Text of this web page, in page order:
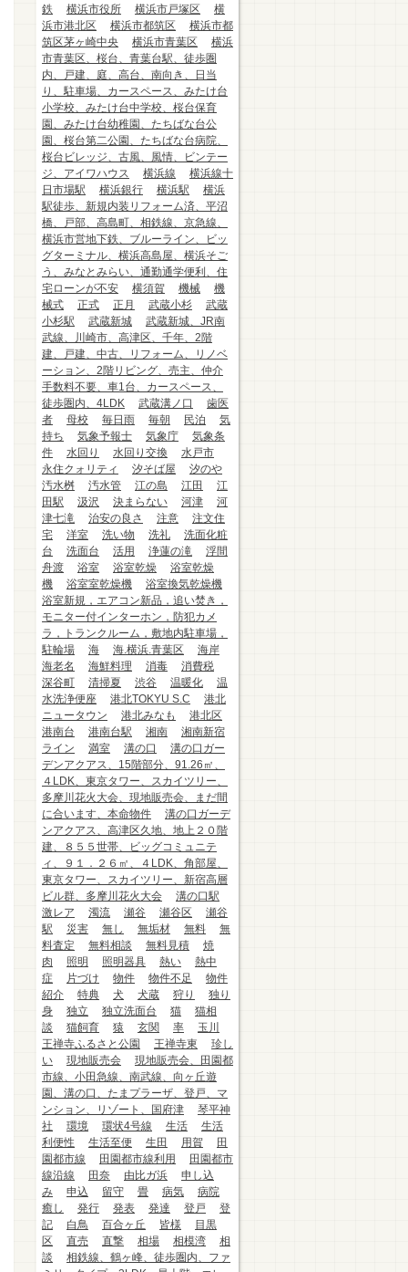
鉄
横浜市役所 横浜市戸塚区
横
浜市港北区
横浜市都筑区
横浜市都
筑区茅ヶ崎中央
横浜市青葉区
横浜
市青葉区、桜台、青葉台駅、徒歩圏
内、戸建、庭、高台、南向き、日当
り、駐車場、カースペース、みたけ台
小学校、みたけ台中学校、桜台保育
園、みたけ台幼稚園、たちばな台公
園、桜台第二公園、たちばな台病院、
桜台ビレッジ、古風、風情、ビンテー
ジ、アイワハウス
横浜線
横浜線十
日市場駅
横浜銀行 横浜駅
横浜
駅徒歩、新規内装リフォーム済、平沼
橋、戸部、高島町、相鉄線、京急線、
横浜市営地下鉄、ブルーライン、ビッ
グターミナル、横浜高島屋、横浜そご
う、みなとみらい、通勤通学便利、住
宅ローンが不安
横須賀 機械
機
械式
正式 正月 武蔵小杉
武蔵
小杉駅
武蔵新城
武蔵新城、JR南
武線、川崎市、高津区、千年、2階
建、戸建、中古、リフォーム、リノベ
ーション、2階リビング、売主、仲介
手数料不要、車1台、カースペース、
徒歩圏内、4LDK
武蔵溝ノ口
歯医
者
母校 毎日雨 毎朝 民泊
気
持ち
気象予報士 気象庁
気象条
件
水回り 水回り交換
水戸市
永住クォリティ
汐そば屋
汐のや
汚水桝
汚水管 江の島 江田
江
田駅
汲沢 決まらない 河津
河
津七滝
治安の良さ 注意
注文住
宅
洋室 洗い物 洗礼
洗面化粧
台
洗面台 活用 浄蓮の滝
浮間
舟渡
浴室 浴室乾燥
浴室乾燥
機
浴室室乾燥機
浴室換気乾燥機
浴室新規，エアコン新品，追い焚き，
モニター付インターホン，防犯カメ
ラ，トランクルーム，敷地内駐車場，
駐輪場
海 海.横浜.青葉区
海岸
海老名
海鮮料理 消毒
消費税
深谷町
清掃夏 渋谷 温暖化
温
水洗浄便座
港北TOKYU S.C
港北
ニュータウン
港北みなも
港北区
港南台
港南台駅 湘南
湘南新宿
ライン
満室 溝の口
溝の口ガー
デンアクアス、15階部分、91.26㎡、
４LDK、東京タワー、スカイツリー、
多摩川花火大会、現地販売会、まだ間
に合います、本命物件
溝の口ガーデ
ンアクアス、高津区久地、地上２０階
建、８５５世帯、ビッグコミュニテ
ィ、９１．２６㎡、４LDK、角部屋、
東京タワー、スカイツリー、新宿高層
ビル群、多摩川花火大会
溝の口駅
激レア
濁流 瀬谷 瀬谷区
瀬谷
駅
災害 無し 無垢材 無料
無
料査定
無料相談 無料見積
焼
肉
照明 照明器具 熱い
熱中
症
片づけ 物件 物件不足
物件
紹介
特典 犬 犬蔵 狩り
独り
身
独立 独立洗面台 猫
猫相
談
猫飼育 猿 玄関 率
玉川
王禅寺ふるさと公園
王禅寺東
珍し
い
現地販売会
現地販売会、田園都
市線、小田急線、南武線、向ヶ丘遊
園、溝の口、たまプラーザ、登戸、マ
ンション、リゾート、国府津
琴平神
社
環境 環状4号線 生活
生活
利便性
生活至便 生田 用賀
田
園都市線
田園都市線利用
田園都市
線沿線
田奈 由比ガ浜
申し込
み
申込 留守 畳 病気
病院
癒し
発行 発表 発達 登戸
登
記
白鳥 百合ヶ丘 皆様
目黒
区
直売 直撃 相場 相模湾
相
談
相鉄線、鶴ヶ峰、徒歩圏内、ファ